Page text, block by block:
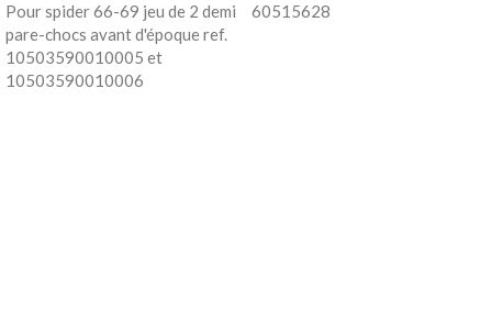
Pour spider 66-69 jeu de 2 demi
pare-chocs avant d'époque ref.
10503590010005 et
10503590010006
60515628